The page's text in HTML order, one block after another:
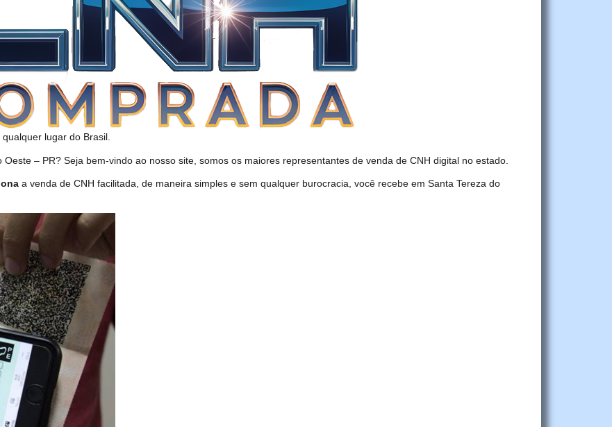
lugar do Brasil.
– PR? Seja bem-vindo ao nosso site, somos os maiores representantes de venda de CNH digital no estado.
a venda de CNH facilitada, de maneira simples e sem qualquer burocracia, você recebe em Santa Tereza do